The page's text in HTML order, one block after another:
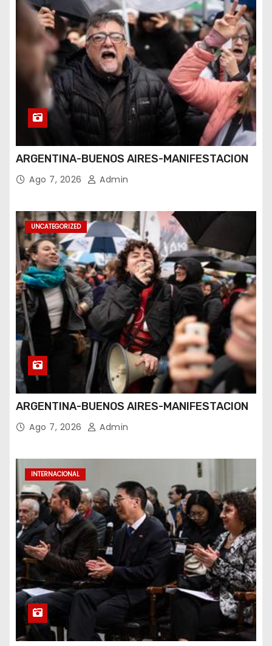
ARGENTINA-BUENOS AIRES-MANIFESTACION
Ago 7, 2026 Admin
UNCATEGORIZED
ARGENTINA-BUENOS AIRES-MANIFESTACION
Ago 7, 2026 Admin
INTERNACIONAL